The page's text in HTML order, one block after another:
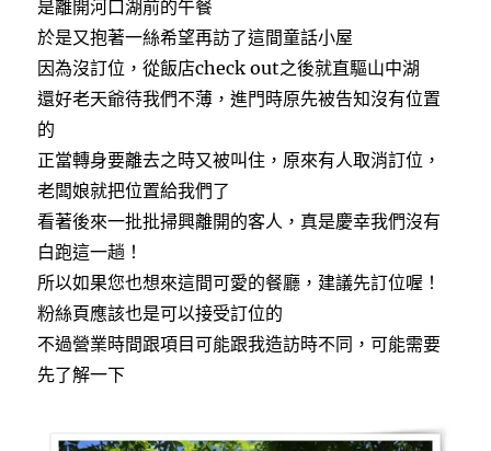
是離開河口湖前的午餐
於是又抱著一絲希望再訪了這間童話小屋
因為沒訂位，從飯店check out之後就直驅山中湖
還好老天爺待我們不薄，進門時原先被告知沒有位置
的
正當轉身要離去之時又被叫住，原來有人取消訂位，
老闆娘就把位置給我們了
看著後來一批批掃興離開的客人，真是慶幸我們沒有
白跑這一趟！
所以如果您也想來這間可愛的餐廳，建議先訂位喔！
粉絲頁應該也是可以接受訂位的
不過營業時間跟項目可能跟我造訪時不同，可能需要
先了解一下